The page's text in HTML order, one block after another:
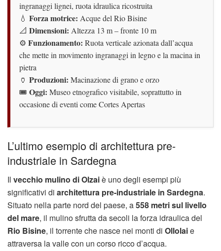
ingranaggi lignei, ruota idraulica ricostruita
💧 Forza motrice: Acque del Rio Bisine
📐 Dimensioni: Altezza 13 m – fronte 10 m
⚙️ Funzionamento: Ruota verticale azionata dall’acqua
che mette in movimento ingranaggi in legno e la macina in
pietra
🏺 Produzioni: Macinazione di grano e orzo
🎟️ Oggi: Museo etnografico visitabile, soprattutto in
occasione di eventi come Cortes Apertas
L’ultimo esempio di architettura pre-
industriale in Sardegna
Il vecchio mulino di Olzaiè uno degli esempi più
significativi di architettura pre-industriale in Sardegna.
Situato nella parte nord del paese, a558 metri sul livello
del mare, il mulino sfrutta da secoli la forza idraulica del
Rio Bisine, il torrente che nasce nei monti di Ollolaie
attraversa la valle con un corso ricco d’acqua.